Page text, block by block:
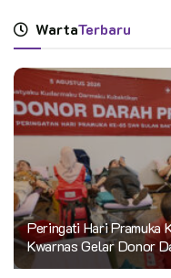
WartaTerbaru
Peringati Hari Pramuka
Kwarnas Gelar Donor